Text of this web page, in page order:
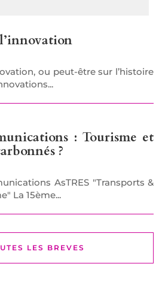
ou peut-être sur l’histoire
: Tourisme et
?
AsTRES "Transports &
La 15ème...
LES BREVES